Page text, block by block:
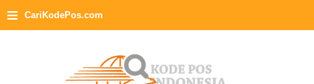
≡ CariKodePos.com